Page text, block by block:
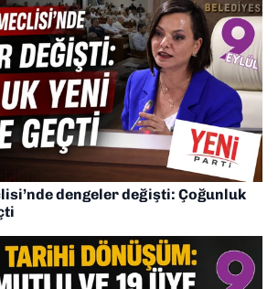
dengeler değişti: Çoğunluk